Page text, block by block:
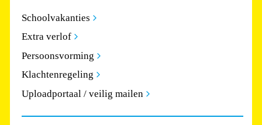
Schoolvakanties
Extra verlof
Persoonsvorming
Klachtenregeling
Uploadportaal / veilig mailen